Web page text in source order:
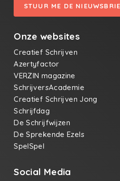
STUUR ME DE
Onze websites
Creatief Schrijven
Azertyfactor
VERZIN magazine
SchrijversAcademie
Creatief Schrijven Jong
Schrijfdag
De Schrijfwijzen
De Sprekende Ezels
SpelSpel
Social Media